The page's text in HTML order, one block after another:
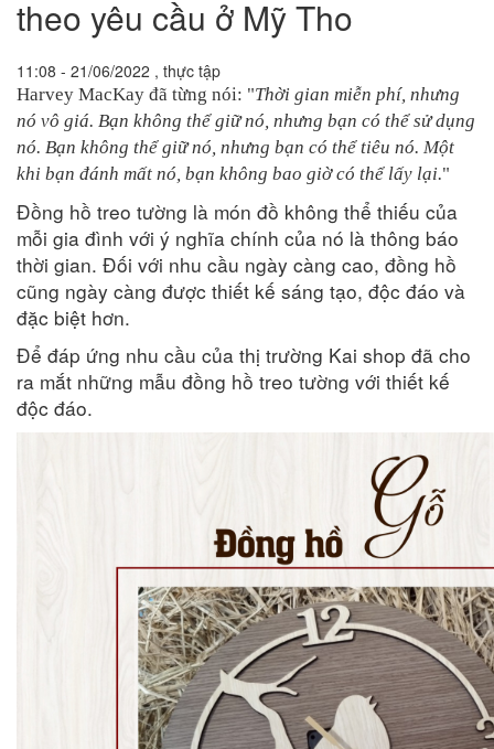
theo yêu cầu ở Mỹ Tho
11:08 - 21/06/2022 , thực tập
Harvey MacKay đã từng nói: "Thời gian miễn phí, nhưng
nó vô giá. Bạn không thể giữ nó, nhưng bạn có thể sử dụng
nó. Bạn không thể giữ nó, nhưng bạn có thể tiêu nó. Một
khi bạn đánh mất nó, bạn không bao giờ có thể lấy lại."
Đồng hồ treo tường là món đồ không thể thiếu của
mỗi gia đình với ý nghĩa chính của nó là thông báo
thời gian. Đối với nhu cầu ngày càng cao, đồng hồ
cũng ngày càng được thiết kế sáng tạo, độc đáo và
đặc biệt hơn.
Để đáp ứng nhu cầu của thị trường Kai shop đã cho
ra mắt những mẫu đồng hồ treo tường với thiết kế
độc đáo.